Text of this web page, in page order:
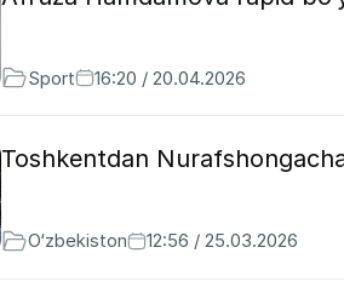
Sport 16:20 / 20.04.2026
Toshkentdan
O‘zbekiston 12:56 / 25.03.2026